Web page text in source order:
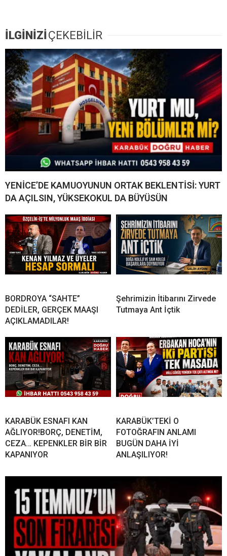
İLGİNİZİ ÇEKEBİLİR
YENİCE’DE KAMUOYUNUN ORTAK BEKLENTİSİ: YURT
DA AÇILSIN, YÜKSEKOKUL DA BÜYÜSÜN
BORDROYA “SAHTE”
DEDİLER, GERÇEK MAAŞI
AÇIKLAMADILAR!
Şehrimizin İtibarını Zirvede
Tutmaya Ant İçtik
KARABÜK ESNAFI KAN
AĞLIYOR!BORÇ, DENETİM,
CEZA… KEPENKLER BİR BİR
KAPANIYOR
KARABÜK’TEKİ O
FOTOĞRAFIN ANLAMI
BUGÜN DAHA İYİ
ANLAŞILIYOR!